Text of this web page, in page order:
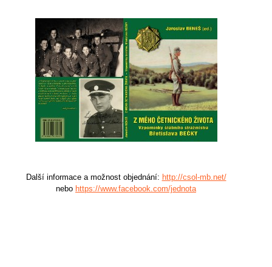
Další informace a možnost objednání: http://csol-mb.net/
nebo https://www.facebook.com/jednota